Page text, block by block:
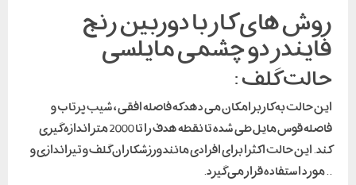
روش های کار با دوربین رنج
فایندر دو چشمی مایلسی
حالت گلف :
این حالت به کاربر امکان می دهد که فاصله افقی ، شیب پرتاب و
فاصله قوس مایل طی شده تا نقطه هدف را تا 2000 متر اندازه گیری
کند. این حالت اکثرا برای افرادی مانند ورزشکاران گلف و تیراندازی و
.. مورد استفاده قرار می گیرد.